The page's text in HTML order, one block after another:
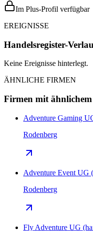
Im Plus-Profil verfügbar
EREIGNISSE
Handelsregister-
Keine Ereignisse hinterlegt.
ÄHNLICHE FIRMEN
Firmen mit
Adventure Gaming
Rodenberg
Adventure Event UG
Rodenberg
Fly Adventure UG